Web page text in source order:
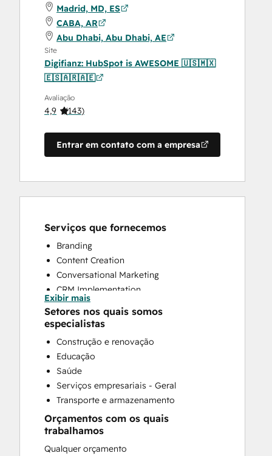
Madrid, MD, ES
CABA, AR
Abu Dhabi, Abu Dhabi, AE
Site
Digifianz: HubSpot is AWESOME 🇺🇸🇲🇽
🇪🇸🇦🇷🇦🇪
Avaliação
4,9 (143)
Entrar em contato com a empresa
Serviços que fornecemos
Branding
Content Creation
Conversational Marketing
CRM Implementation
CRM Migration
Custom API Integrations
Customer Marketing
Customer Success Training
Customer Support Training
Customer Survey and Analysis
Email Marketing
Full Inbound Marketing Services
Help Desk Implementation
HubSpot Onboarding
Knowledge Base Development
Exibir mais
Setores nos quais somos
especialistas
Construção e renovação
Educação
Saúde
Serviços empresariais - Geral
Transporte e armazenamento
Orçamentos com os quais
trabalhamos
Qualquer orçamento